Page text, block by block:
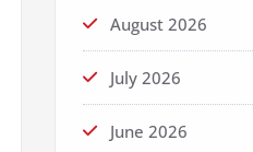
August 2026
July 2026
June 2026